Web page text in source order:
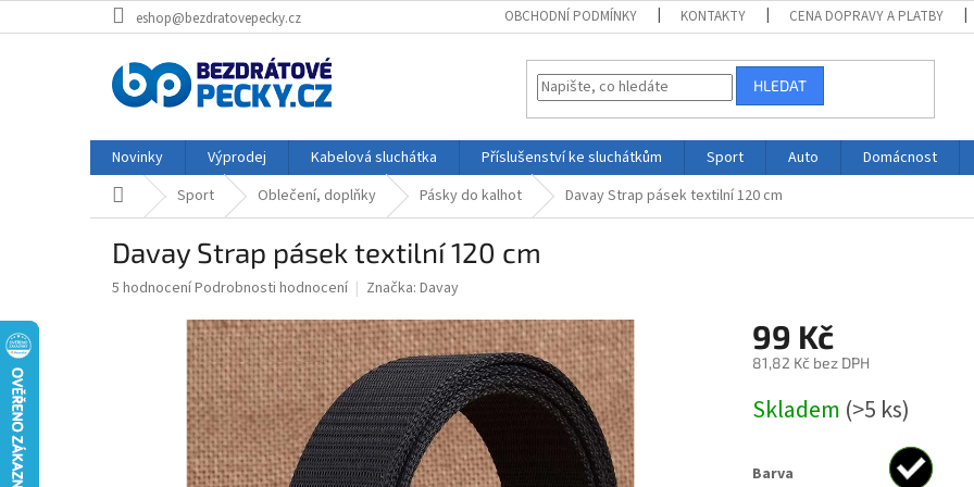
na
eshop@bezdratovepecky.cz OBCHODNÍ PODMÍNKY KONTAKTY CENA DOPRAVY A PLATBY
HLEDAT
Novinky Výprodej Kabelová sluchátka Příslušenství ke sluchátkům Sport Auto Domácnost
Domů Sport Oblečení, doplňky Pásky do kalhot Davay Strap pásek textilní 120 cm
Davay Strap pásek textilní 120 cm
Průměrné
5 hodnoceníPodrobnosti hodnocení Značka: Davay
99 Kč
81,82 Kč bez DPH
cena:
Skladem (>5 ks)
Barva